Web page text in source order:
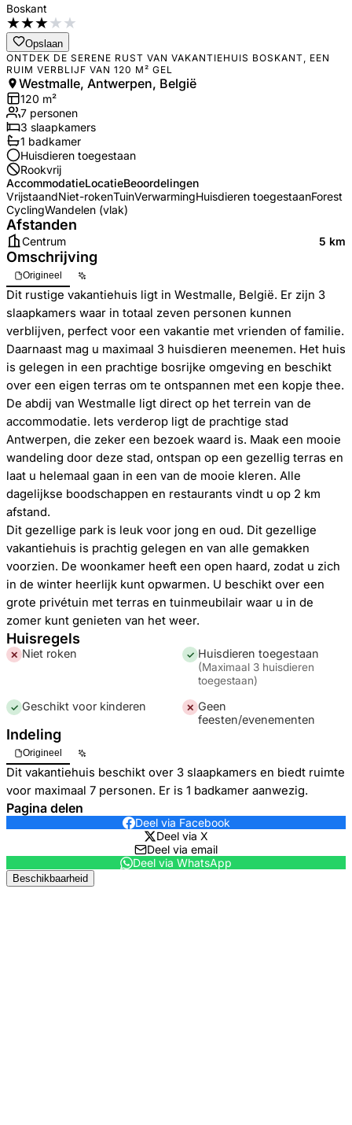
Boskant
★★★★★
Opslaan
ONTDEK DE SERENE RUST VAN VAKANTIEHUIS BOSKANT, EEN
RUIM VERBLIJF VAN 120 M² GEL
Westmalle, Antwerpen, België
120 m²
7 personen
3 slaapkamers
1 badkamer
Huisdieren toegestaan
Rookvrij
AccommodatieLocatieBeoordelingen
VrijstaandNiet-rokenTuinVerwarmingHuisdieren toegestaanForest
CyclingWandelen (vlak)
Afstanden
Centrum 5 km
Omschrijving
Origineel
Dit rustige vakantiehuis ligt in Westmalle, België. Er zijn 3
slaapkamers waar in totaal zeven personen kunnen
verblijven, perfect voor een vakantie met vrienden of familie.
Daarnaast mag u maximaal 3 huisdieren meenemen. Het huis
is gelegen in een prachtige bosrijke omgeving en beschikt
over een eigen terras om te ontspannen met een kopje thee.
De abdij van Westmalle ligt direct op het terrein van de
accommodatie. Iets verderop ligt de prachtige stad
Antwerpen, die zeker een bezoek waard is. Maak een mooie
wandeling door deze stad, ontspan op een gezellig terras en
laat u helemaal gaan in een van de mooie kleren. Alle
dagelijkse boodschappen en restaurants vindt u op 2 km
afstand.
Dit gezellige park is leuk voor jong en oud. Dit gezellige
vakantiehuis is prachtig gelegen en van alle gemakken
voorzien. De woonkamer heeft een open haard, zodat u zich
in de winter heerlijk kunt opwarmen. U beschikt over een
grote privétuin met terras en tuinmeubilair waar u in de
zomer kunt genieten van het weer.
Huisregels
✕ Niet roken ✓ Huisdieren toegestaan
(Maximaal 3 huisdieren
toegestaan)
✓ Geschikt voor kinderen ✕ Geen
feesten/evenementen
Indeling
Origineel
Dit vakantiehuis beschikt over 3 slaapkamers en biedt ruimte
voor maximaal 7 personen. Er is 1 badkamer aanwezig.
Pagina delen
Deel via Facebook
Deel via X
Deel via email
Deel via WhatsApp
Beschikbaarheid